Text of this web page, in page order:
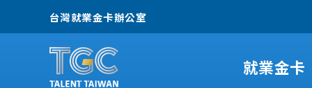
台灣就業金卡辦公室
就業金卡